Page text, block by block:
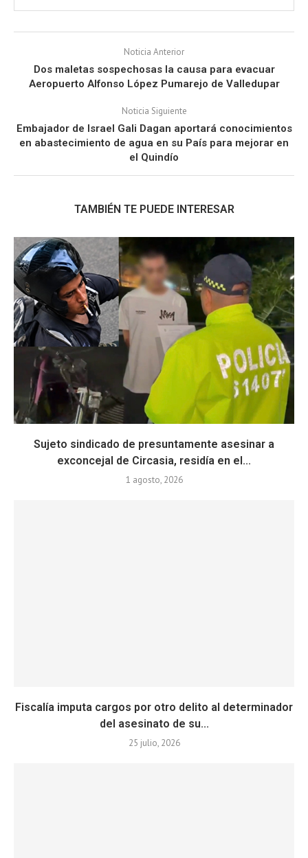
Noticia Anterior
Dos maletas sospechosas la causa para evacuar
Aeropuerto Alfonso López Pumarejo de Valledupar
Noticia Siguiente
Embajador de Israel Gali Dagan aportará conocimientos
en abastecimiento de agua en su País para mejorar en
el Quindío
TAMBIÉN TE PUEDE INTERESAR
Sujeto sindicado de presuntamente asesinar a
exconcejal de Circasia, residía en el...
1 agosto, 2026
Fiscalía imputa cargos por otro delito al determinador
del asesinato de su...
25 julio, 2026